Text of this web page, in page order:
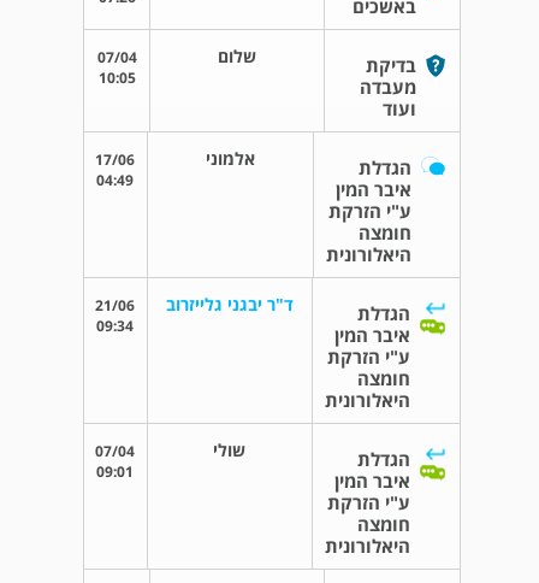
באשכים
בדיקת
מעבדה
ועוד
שלום
07/04
10:05
הגדלת
איבר המין
ע"י הזרקת
חומצה
היאלורונית
אלמוני
17/06
04:49
הגדלת
איבר המין
ע"י הזרקת
חומצה
היאלורונית
ד"ר יבגני גלייזרוב
21/06
09:34
הגדלת
איבר המין
ע"י הזרקת
חומצה
היאלורונית
שולי
07/04
09:01